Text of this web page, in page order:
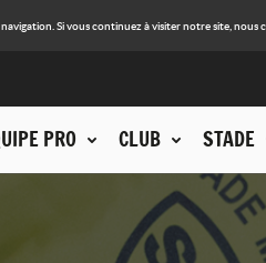
Si vous continuez à visiter notre site,
PRO CLUB STADE